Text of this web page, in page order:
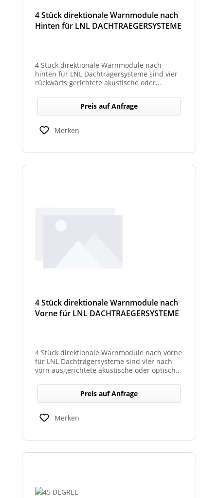
4 Stück direktionale Warnmodule nach
Hinten für LNL DACHTRAEGERSYSTEME
4 Stück direktionale Warnmodule nach
hinten für LNL Dachträgersysteme sind vier
rückwärts gerichtete akustische oder
montiert werden, um gezielte Warnsignale
nach hinten auszugeben. Sie verbessern die
Sicht‑ und Hörbarkeit von Warnhinweisen im
Heckbereich und erhöhen so die Sicherheit
bei Rückwärts‑ oder Einsatzfahrten.
Preis auf Anfrage
Merken
4 Stück direktionale Warnmodule nach
Vorne für LNL DACHTRAEGERSYSTEME
4 Stück direktionale Warnmodule nach vorne
für LNL Dachträgersysteme sind vier nach
vorn ausgerichtete akustische oder optische
befestigt werden, um in Fahrtrichtung
gezielte Warnsignale abzugeben. Sie
erhöhen die Sicht- und Hörbarkeit von
Warnhinweisen für Fahrer und Umfeld und
verbessern so die Sicherheit bei Einsatz-
Preis auf Anfrage
Merken